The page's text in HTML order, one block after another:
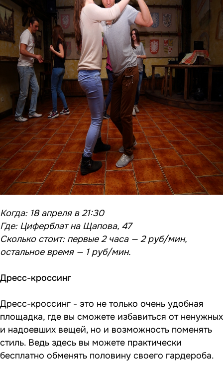
Когда: 18 апреля в 21:30
Где: Циферблат на Щапова, 47
Сколько стоит: первые 2 часа — 2 руб/мин,
остальное время — 1 руб/мин.
Дресс-кроссинг
Дресс-кроссинг - это не только очень удобная
площадка, где вы сможете избавиться от ненужных
и надоевших вещей, но и возможность поменять
стиль. Ведь здесь вы можете практически
бесплатно обменять половину своего гардероба.